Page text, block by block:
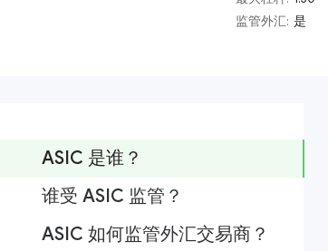
监管外汇: 是
ASIC 是谁？
谁受 ASIC 监管？
ASIC 如何监管外汇交易商？